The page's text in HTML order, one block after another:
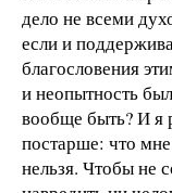
дело не всеми
если и
благословения
и неопытность
вообще быть? И я
постарше: что
нельзя. Чтобы не